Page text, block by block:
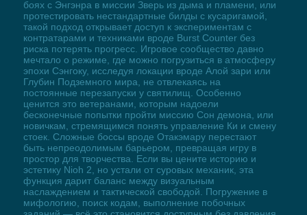
боях с Энгэнра в миссии Зверь из дыма и пламени, или
протестировать нестандартные билды с кусаригамой,
такой подход открывает доступ к экспериментам с
контратарами и техниками вроде Burst Counter без
риска потерять прогресс. Игровое сообщество давно
мечтало о режиме, где можно погрузиться в атмосферу
эпохи Сэнгоку, исследуя локации вроде Алой зари или
Глубин Подземного мира, не отвлекаясь на
постоянные перезапуски у святилищ. Особенно
ценится это ветеранами, которым надоели
бесконечные попытки пройти миссию Сон демона, или
новичкам, стремящимся понять управление Ки и смену
стоек. Сложные боссы вроде Отакэмару перестают
быть непреодолимым барьером, превращая игру в
простор для творчества. Если вы цените историю и
эстетику Nioh 2, но устали от суровых механик, эта
функция дарит баланс между визуальным
наслаждением и тактической свободой. Погружение в
мифологию, поиск кодам, выполнение побочных